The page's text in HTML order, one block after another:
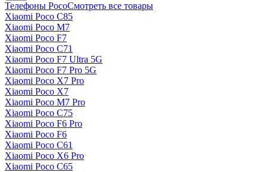
Телефоны PocoСмотреть все товары
Xiaomi Poco C85
Xiaomi Poco M7
Xiaomi Poco F7
Xiaomi Poco C71
Xiaomi Poco F7 Ultra 5G
Xiaomi Poco F7 Pro 5G
Xiaomi Poco X7 Pro
Xiaomi Poco X7
Xiaomi Poco M7 Pro
Xiaomi Poco C75
Xiaomi Poco F6 Pro
Xiaomi Poco F6
Xiaomi Poco C61
Xiaomi Poco X6 Pro
Xiaomi Poco C65